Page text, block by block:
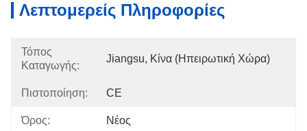
Λεπτομερείς Πληροφορίες
Τόπος
Καταγωγής:
Jiangsu, Κίνα (ηπειρωτική Χώρα)
Πιστοποίηση: CE
Όρος: Νέος